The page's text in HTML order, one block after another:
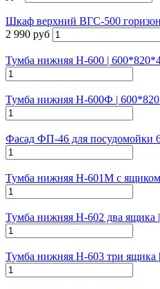
Шкаф верхний ВГС-500
2 990 руб
Тумба нижняя Н-600 |
Тумба нижняя Н-600Ф |
Фасад ФП-46 для посудомойки
Тумба нижняя Н-601М с
Тумба нижняя Н-602 два ящика
Тумба нижняя Н-603 три ящика